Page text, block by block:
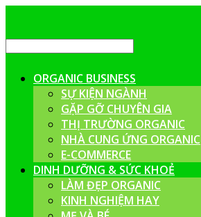
ORGANIC BUSINESS
SỰ KIỆN NGÀNH
GẶP GỠ CHUYÊN GIA
THỊ TRƯỜNG ORGANIC
NHÀ CUNG ỨNG ORGANIC
E-COMMERCE
DINH DƯỠNG & SỨC KHOẺ
LÀM ĐẸP ORGANIC
KINH NGHIỆM HAY